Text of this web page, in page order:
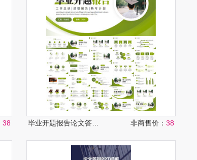
38 非商售价： 38